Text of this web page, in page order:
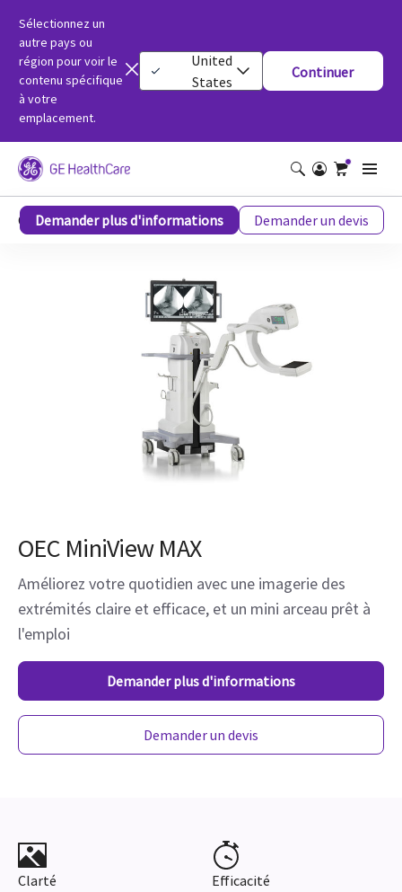
Sélectionnez un
autre pays ou
région pour voir le
contenu spécifique
à votre
emplacement.
United
States
Continuer
OEC MiniView MAX
Demander plus d'informations Demander un devis
OEC MiniView MAX
Améliorez votre quotidien avec une imagerie des
extrémités claire et efficace, et un mini arceau prêt à
l'emploi
Demander plus d'informations
Demander un devis
Clarté
Efficacité